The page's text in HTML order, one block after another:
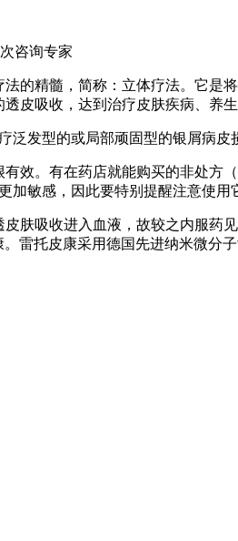
次咨询专家
的精髓，简称：立体疗法。它是
皮吸收，达到治疗皮肤疾病、养生
发型的或局部顽固型的银屑病
效。有在药店就能购买的非处
敏感，因此要特别提醒注意使用
肤吸收进入血液，故较之内服
雷托皮康采用德国先进纳米微分